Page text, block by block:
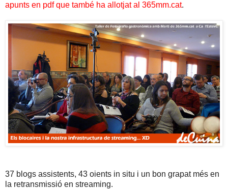
apunts en pdf que també ha allotjat al 365mm.cat.
37 blogs assistents, 43 oients in situ i un bon grapat més en
la retransmissió en streaming.